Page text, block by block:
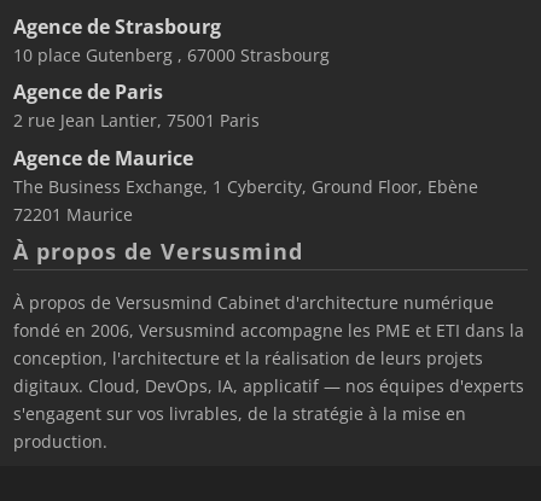
Agence de Strasbourg
10 place Gutenberg , 67000 Strasbourg
Agence de Paris
2 rue Jean Lantier, 75001 Paris
Agence de Maurice
The Business Exchange, 1 Cybercity, Ground Floor, Ebène
72201 Maurice
À propos de Versusmind
À propos de Versusmind Cabinet d'architecture numérique
fondé en 2006, Versusmind accompagne les PME et ETI dans la
conception, l'architecture et la réalisation de leurs projets
digitaux. Cloud, DevOps, IA, applicatif — nos équipes d'experts
s'engagent sur vos livrables, de la stratégie à la mise en
production.